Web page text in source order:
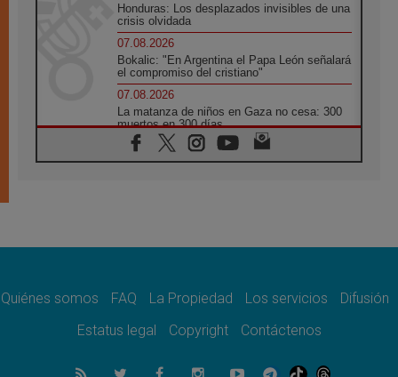
Honduras: Los desplazados invisibles de una
crisis olvidada
07.08.2026
Bokalic: "En Argentina el Papa León señalará
el compromiso del cristiano"
07.08.2026
La matanza de niños en Gaza no cesa: 300
muertos en 300 días
07.08.2026
Tagle: La guerra desfigura el mundo, solo la
como misión al servicio del Evangelio
SIGNIS 2026, dar voz a las religiosas en el
espacio público
07.08.2026
Quiénes somos FAQ La Propiedad Los servicios
Difusión
Estatus legal
Copyright Contáctenos